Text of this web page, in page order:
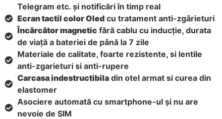
Telegram etc. și notificări în timp real
Ecran tactil color Oled cu tratament anti-zgârieturi
Încărcător magnetic fără cablu cu inducție, durata
de viață a bateriei de până la 7 zile
Materiale de calitate, foarte rezistente, si lentile
anti-zgarieturi si anti-rupere
Carcasa indestructibila din otel armat si curea din
elastomer
Asociere automată cu smartphone-ul și nu are
nevoie de SIM